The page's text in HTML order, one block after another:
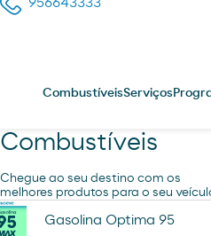
CombustíveisServiços
Combustíveis
Chegue ao seu destino com os
melhores produtos para o seu
Gasolina Optima 95